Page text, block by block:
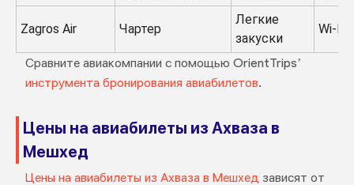
Zagros Air Чартер
Легкие
закуски
Wi-Fi
Сравните авиакомпании с помощью OrientTrips’
инструмента бронирования авиабилетов.
Цены на авиабилеты из Ахваза в
Мешхед
Цены на авиабилеты из Ахваза в Мешхед зависят от